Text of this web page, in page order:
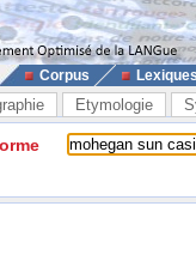
Corpus
Etymologie